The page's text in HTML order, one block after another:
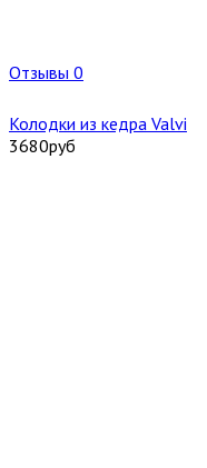
Отзывы 0
Колодки из кедра Valvi
3680руб